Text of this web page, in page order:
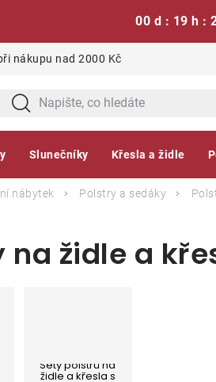
00 d : 19 h :
nákupu nad 2000 Kč
Slunečníky Křesla a židle
nábytek Polstry a sedáky
na židle a
Sety polstrů na
židle a křesla s